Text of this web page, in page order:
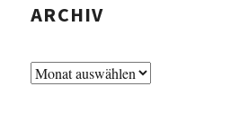
ARCHIV
Archiv